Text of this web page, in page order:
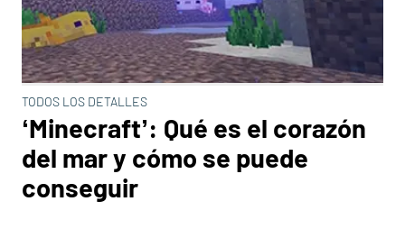
TODOS LOS DETALLES
‘Minecraft’: Qué es el corazón
del mar y cómo se puede
conseguir